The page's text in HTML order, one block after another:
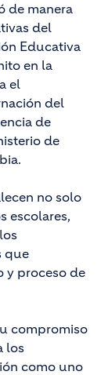
de manera
del
Educativa
en la
el
del
de
de
no solo
escolares,
que
y proceso de
compromiso
los
como uno